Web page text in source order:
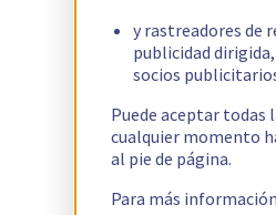
y rastreadores de
publicidad
socios
Puede aceptar todas
cualquier momento
al pie de página.
Para más